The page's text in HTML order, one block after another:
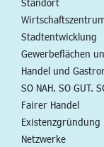
Stadtentwicklung
Gewerbeflächen
Handel und
SO NAH. SO GUT.
Fairer Handel
Existenzgründung
Netzwerke